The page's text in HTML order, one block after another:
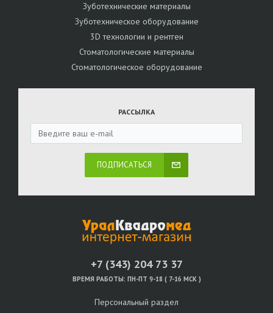
Зуботехнические материалы
Зуботехническое оборудование
3D технологии и рентген
Стоматологические материалы
Стоматологическое оборудование
РАССЫЛКА
ПОДПИСАТЬСЯ
+7 (343) 204 73 37
ВРЕМЯ РАБОТЫ: ПН-ПТ 9-18 ( 7-16 МСК )
Персональный раздел